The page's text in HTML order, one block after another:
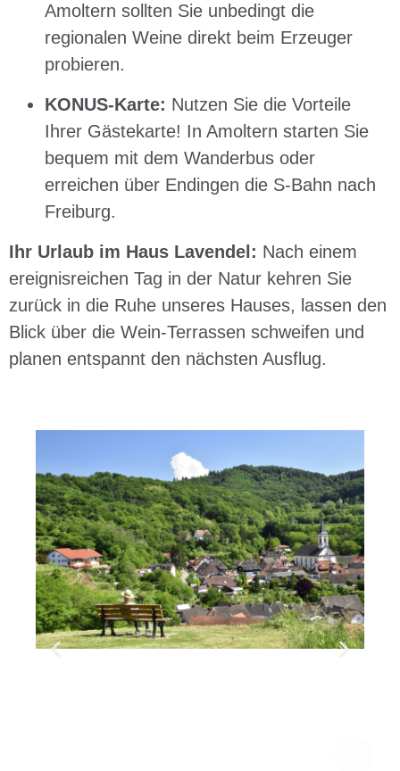
Amoltern sollten Sie unbedingt die
regionalen Weine direkt beim Erzeuger
probieren.
KONUS-Karte: Nutzen Sie die Vorteile
Ihrer Gästekarte! In Amoltern starten Sie
bequem mit dem Wanderbus oder
erreichen über Endingen die S-Bahn nach
Freiburg.
Ihr Urlaub im Haus Lavendel: Nach einem
ereignisreichen Tag in der Natur kehren Sie
zurück in die Ruhe unseres Hauses, lassen den
Blick über die Wein-Terrassen schweifen und
planen entspannt den nächsten Ausflug.